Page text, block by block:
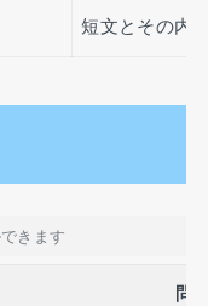
短文とその内
問